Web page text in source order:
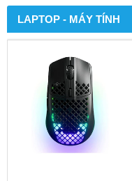
LAPTOP - MÁY TÍNH